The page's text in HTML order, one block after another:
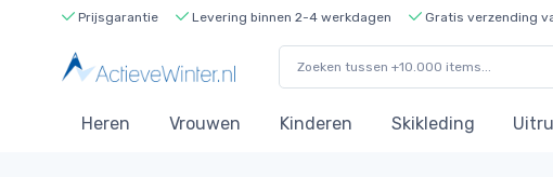
Prijsgarantie Levering binnen 2-4 werkdagen Gratis verzending
Heren Vrouwen Kinderen Skikleding